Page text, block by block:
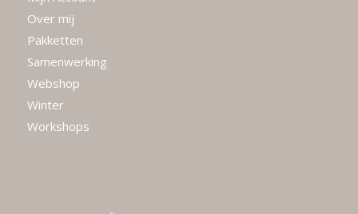
Over mij
Pakketten
Samenwerking
Webshop
Winter
Workshops